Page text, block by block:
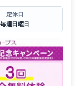
定休日
毎週日曜日